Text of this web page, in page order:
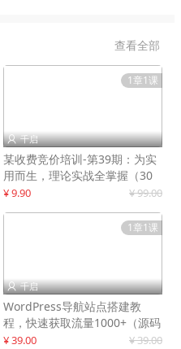
查看全部
1章1课
 千启
某收费竞价培训-第39期：为实
用而生，理论实战全掌握（30
节课）
¥ 9.90 ¥ 99.00
1章1课
 千启
WordPress导航站点搭建教
程，快速获取流量1000+（源码
+教程）
¥ 39.00 ¥ 39.00